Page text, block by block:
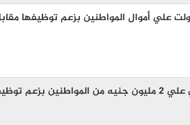
علي أموال المواطنين بزعم توظيفها
مستريح الجيزة استولي علي 2 مليون جنيه من المواطنين